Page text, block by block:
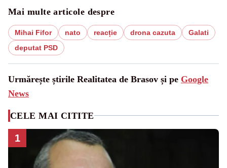
Mai multe articole despre
Mihai Fifor nato reacție drona cazuta
Galati
deputat PSD
Urmărește știrile Realitatea de Brasov și pe Google
News
CELE MAI CITITE
1